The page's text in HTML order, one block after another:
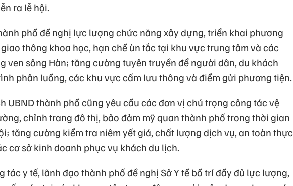
ra lễ hội.
phố đề nghị lực lượng chức năng xây dựng, triển khai phương
thông khoa học, hạn chế ùn tắc tại khu vực trung tâm và các
ven sông Hàn; tăng cường tuyên truyền để người dân, du khách
phân luồng, các khu vực cấm lưu thông và điểm gửi phương tiện.
UBND thành phố cũng yêu cầu các đơn vị chú trọng công tác vệ
chỉnh trang đô thị, bảo đảm mỹ quan thành phố trong thời gian
tăng cường kiểm tra niêm yết giá, chất lượng dịch vụ, an toàn thực
cơ sở kinh doanh phục vụ khách du lịch.
tác y tế, lãnh đạo thành phố đề nghị Sở Y tế bố trí đầy đủ lực lượng,